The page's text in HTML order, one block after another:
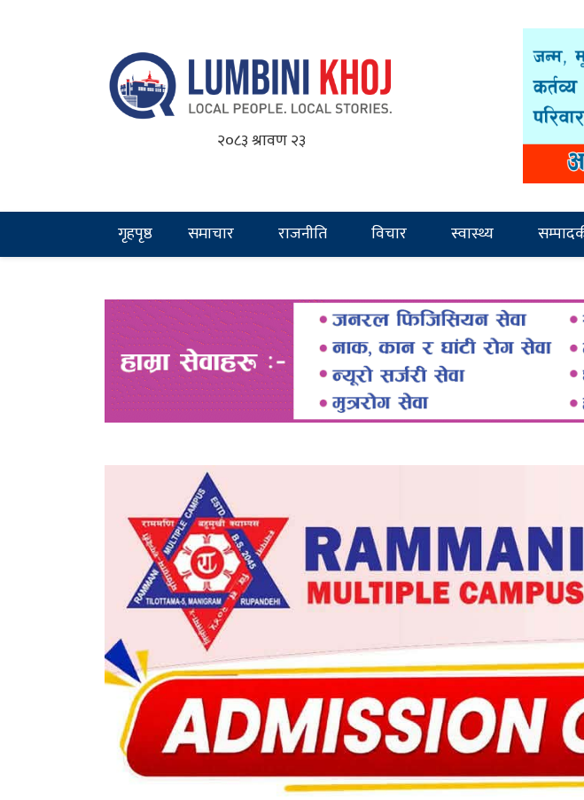
२०८३ श्रावण २३
गृहपृष्ठ समाचार राजनीति विचार स्वास्थ्य